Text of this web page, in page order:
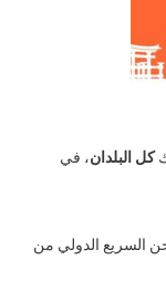
كل البلدان، في
السريع الدولي من